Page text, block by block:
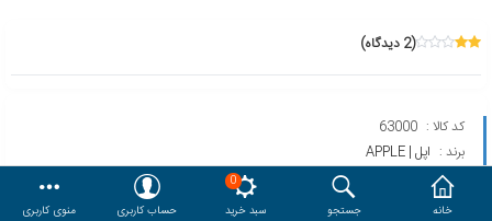
خانه جستجو
0
سبد خرید
حساب کاربری منوی کاربری
(2 دیدگاه)
کد کالا :
برند : اپل | APPLE
مدل :